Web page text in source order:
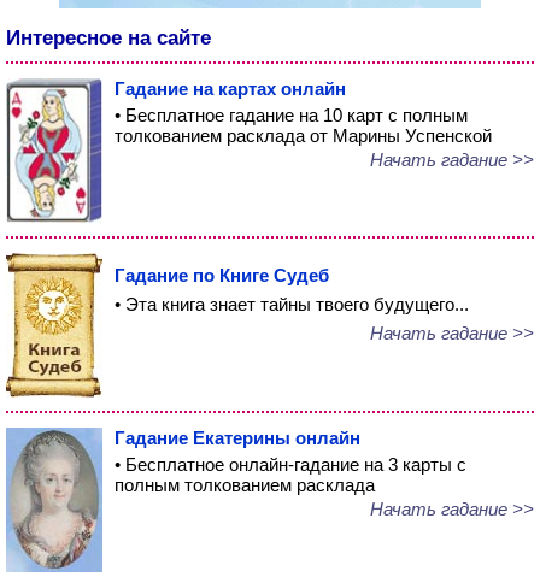
Интересное на сайте
Гадание на картах онлайн
• Бесплатное гадание на 10 карт с полным
толкованием расклада от Марины Успенской
Начать гадание >>
Гадание по Книге Судеб
• Эта книга знает тайны твоего будущего...
Начать гадание >>
Гадание Екатерины онлайн
• Бесплатное онлайн-гадание на 3 карты с
полным толкованием расклада
Начать гадание >>